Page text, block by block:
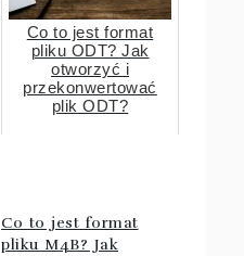
Co to jest format
pliku ODT? Jak
otworzyć i
przekonwertować
plik ODT?
Co to jest format
pliku M4B? Jak